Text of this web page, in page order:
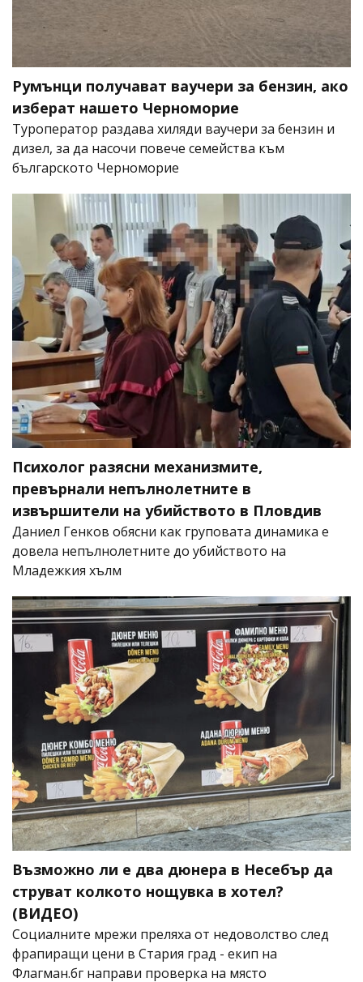
Румънци получават ваучери за бензин, ако
изберат нашето Черноморие
Туроператор раздава хиляди ваучери за бензин и
дизел, за да насочи повече семейства към
българското Черноморие
Психолог разясни механизмите,
превърнали непълнолетните в
извършители на убийството в Пловдив
Даниел Генков обясни как груповата динамика е
довела непълнолетните до убийството на
Младежкия хълм
Възможно ли е два дюнера в Несебър да
струват колкото нощувка в хотел?
(ВИДЕО)
Социалните мрежи преляха от недоволство след
фрапиращи цени в Стария град - екип на
Флагман.бг направи проверка на място